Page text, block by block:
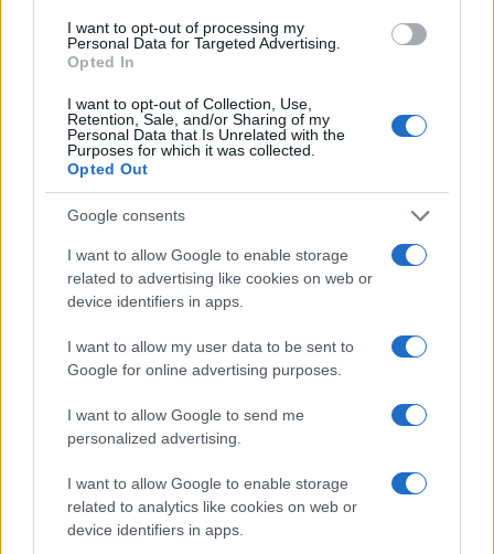
I want to opt-out of processing my
Personal Data for Targeted Advertising.
Opted In
I want to opt-out of Collection, Use,
Retention, Sale, and/or Sharing of my
Personal Data that Is Unrelated with the
Purposes for which it was collected.
Opted Out
Google consents
I want to allow Google to enable storage
related to advertising like cookies on web or
device identifiers in apps.
I want to allow my user data to be sent to
Google for online advertising purposes.
I want to allow Google to send me
personalized advertising.
I want to allow Google to enable storage
related to analytics like cookies on web or
device identifiers in apps.
της Ζωής μας
το ελληνικό καλοκαίρι και ένας
πολιτισμός που μας ενώνει κάθε μέρα.
ΟΣΑ ΧΡΕΙΑΖΕΣΑΙ
ΓΙΑ ΤΟ ΚΑΛΟΚΑΙΡΙ ΣΟΥ →
ΤΟ ΠΑΡΟΝ ΤΗΣ ΚΥΡΙΑΚΗΣ